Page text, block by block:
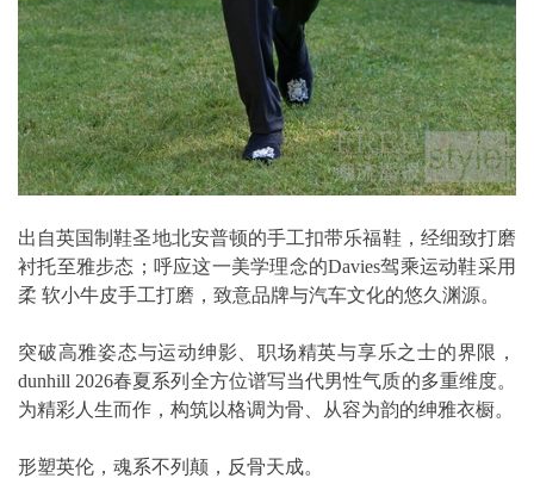
出自英国制鞋圣地北安普顿的手工扣带乐福鞋，经细致打磨
衬托至雅步态；呼应这一美学理念的Davies驾乘运动鞋采用
柔 软小牛皮手工打磨，致意品牌与汽车文化的悠久渊源。
突破高雅姿态与运动绅影、职场精英与享乐之士的界限，
dunhill 2026春夏系列全方位谱写当代男性气质的多重维度。
为精彩人生而作，构筑以格调为骨、从容为韵的绅雅衣橱。
形塑英伦，魂系不列颠，反骨天成。